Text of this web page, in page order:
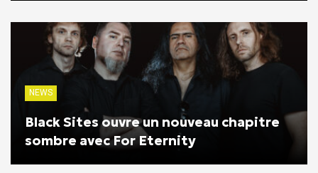
NEWS
Black Sites ouvre un nouveau chapitre
sombre avec For Eternity